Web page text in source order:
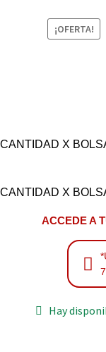
¡OFERTA!
CANTIDAD X
CANTIDAD X
ACCEDE A
Hay